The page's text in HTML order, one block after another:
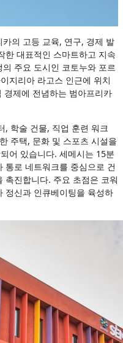
의 고등 교육, 연구, 경제 발
한 대표적인 스마트하고 지속
주요 도시인 코토누와 포르
지리아 라고스 인근에 위치
제에 전념하는 범아프리카
, 학술 건물, 직업 훈련 워크
주택, 문화 및 스포츠 시설을
어 있습니다. 세메시는 15분
통로 네트워크를 중심으로 건
촉진합니다. 주요 초점은 코워
정신과 인큐베이팅을 육성하